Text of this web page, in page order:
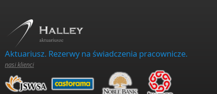
Aktuariusz. Rezerwy na świadczenia pracownicze.
nasi klienci